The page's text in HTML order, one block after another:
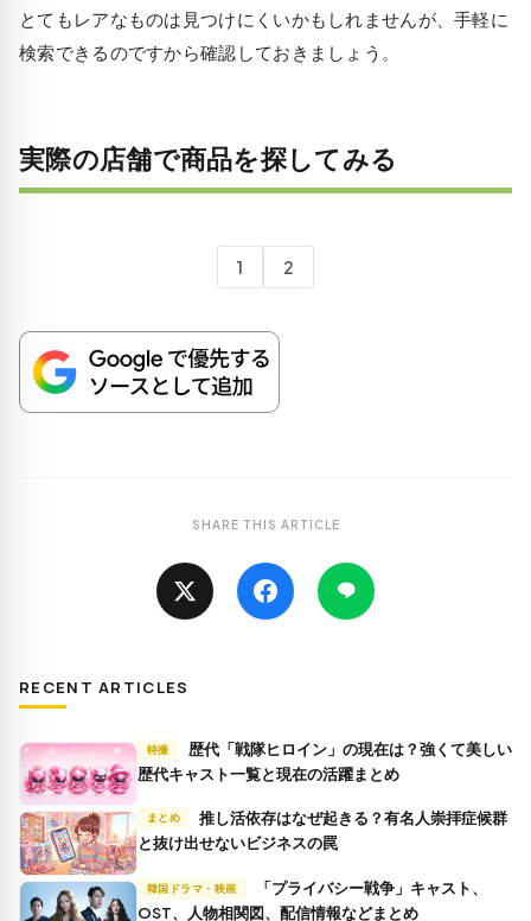
とてもレアなものは見つけにくいかもしれませんが、手軽に
検索できるのですから確認しておきましょう。
実際の店舗で商品を探してみる
1 2
SHARE THIS ARTICLE
RECENT ARTICLES
特撮
歴代キャスト一覧と現在の活躍まとめ
まとめ
推し活依存はなぜ起きる？有名人崇拝症候群
と抜け出せないビジネスの罠
韓国ドラマ・映画
OST、人物相関図、配信情報などまとめ